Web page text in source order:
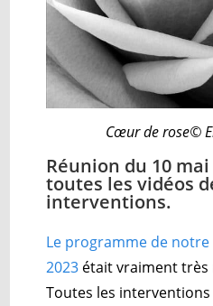
Cœur de rose©
Réunion du 10
toutes les vidéos
interventions.
Le programme de
2023 était vraiment très
Toutes les